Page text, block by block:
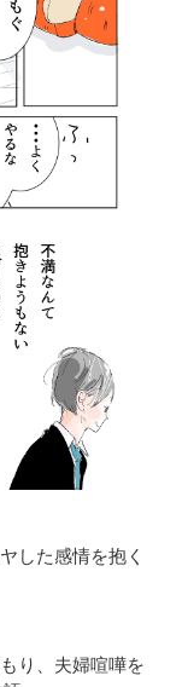
した感情を抱く
り、夫婦喧嘩を